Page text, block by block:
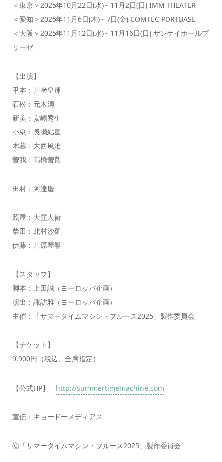
＜東京＞2025年10月22日(水)～11月2日(日) IMM THEATER
＜愛知＞2025年11月6日(木)～7日(金) COMTEC PORTBASE
＜大阪＞2025年11月12日(水)～11月16日(日) サンケイホールブ
リーゼ
【出演】
甲本：川﨑皇輝
石松：元木湧
新美：安嶋秀生
小泉：長瀬結星
木暮：大西風雅
曽我：髙橋曽良
田村：阿達慶
照屋：大窪人衛
柴田：北村沙羅
伊藤：川原琴響
【スタッフ】
脚本：上田誠（ヨーロッパ企画）
演出：諏訪雅（ヨーロッパ企画）
主催：「サマータイムマシン・ブルース2025」製作委員会
【チケット】
9,900円（税込、全席指定）
【公式HP】 http://summertimemachine.com
宣伝：キョードーメディアス
Ⓒ「サマータイムマシン・ブルース2025」製作委員会